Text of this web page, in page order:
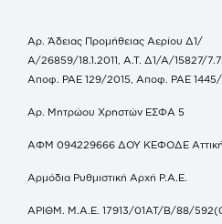
Αρ. Άδειας Προμήθειας Αερίου Δ1/
Α/26859/18.1.2011, Α.Τ. Δ1/Α/15827/
Αποφ. ΡΑΕ 129/2015, Αποφ. ΡΑΕ
Αρ. Μητρώου Χρηστών ΕΣΦΑ 5
ΑΦΜ 094229666 ΔΟΥ ΚΕΦΟΔΕ
Αρμόδια Ρυθμιστική Αρχή Ρ.Α.Ε.
ΑΡΙΘΜ. Μ.Α.Ε. 17913/01ΑΤ/Β/88/